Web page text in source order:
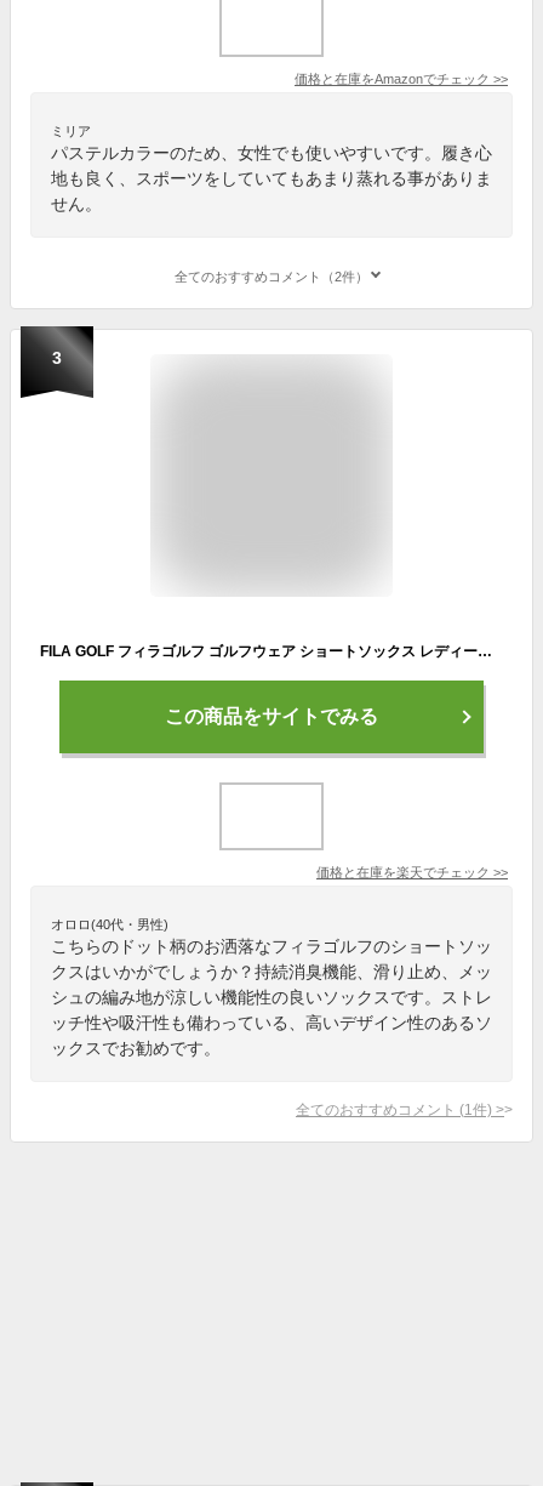
価格と在庫をAmazonでチェック >>
ミリア
パステルカラーのため、女性でも使いやすいです。履き心
地も良く、スポーツをしていてもあまり蒸れる事がありま
せん。
全てのおすすめコメント（2件）
3
FILA GOLF フィラゴルフ ゴルフウェア ショートソックス レディース 靴下 ドット柄 滑り止め付き 持続消臭機能 底パイル 総柄 スニーカーソックス レギュラー丈 23 24 25 おしゃれ ブランド ロゴ テニス スポーツ ジョギング ランニング ギフト 春 夏 outfit
この商品をサイトでみる
価格と在庫を楽天でチェック >>
オロロ(40代・男性)
こちらのドット柄のお洒落なフィラゴルフのショートソッ
クスはいかがでしょうか？持続消臭機能、滑り止め、メッ
シュの編み地が涼しい機能性の良いソックスです。ストレ
ッチ性や吸汗性も備わっている、高いデザイン性のあるソ
ックスでお勧めです。
全てのおすすめコメント (1 件) >